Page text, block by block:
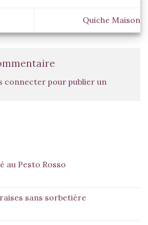
Quiche Maison
connecter pour publier un
au Pesto Rosso
sans sorbetière